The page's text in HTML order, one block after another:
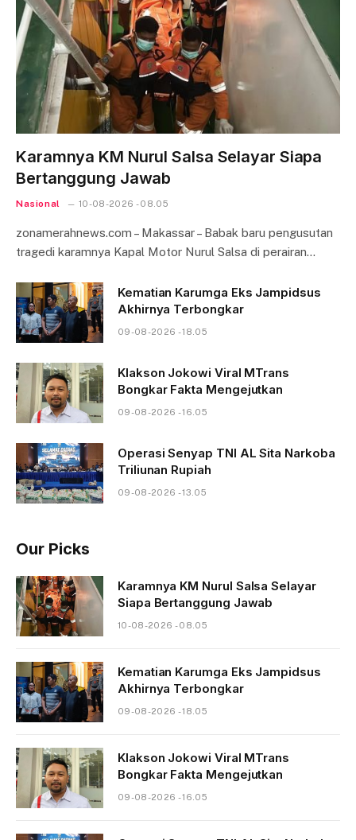
Karamnya KM Nurul Salsa Selayar Siapa
Bertanggung Jawab
Nasional 10-08-2026 - 08.05
zonamerahnews.com – Makassar – Babak baru pengusutan
tragedi karamnya Kapal Motor Nurul Salsa di perairan…
Kematian Karumga Eks Jampidsus
Akhirnya Terbongkar
09-08-2026 - 18.05
Klakson Jokowi Viral MTrans
Bongkar Fakta Mengejutkan
09-08-2026 - 16.05
Operasi Senyap TNI AL Sita Narkoba
Triliunan Rupiah
09-08-2026 - 13.05
Our Picks
Karamnya KM Nurul Salsa Selayar
Siapa Bertanggung Jawab
10-08-2026 - 08.05
Kematian Karumga Eks Jampidsus
Akhirnya Terbongkar
09-08-2026 - 18.05
Klakson Jokowi Viral MTrans
Bongkar Fakta Mengejutkan
09-08-2026 - 16.05